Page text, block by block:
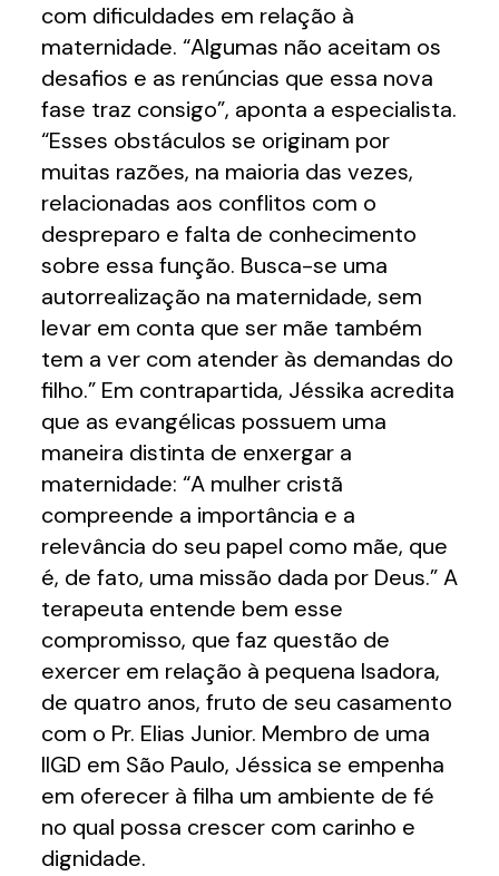
com dificuldades em relação à
maternidade. “Algumas não aceitam os
desafios e as renúncias que essa nova
fase traz consigo”, aponta a especialista.
“Esses obstáculos se originam por
muitas razões, na maioria das vezes,
relacionadas aos conflitos com o
despreparo e falta de conhecimento
sobre essa função. Busca-se uma
autorrealização na maternidade, sem
levar em conta que ser mãe também
tem a ver com atender às demandas do
filho.” Em contrapartida, Jéssika acredita
que as evangélicas possuem uma
maneira distinta de enxergar a
maternidade: “A mulher cristã
compreende a importância e a
relevância do seu papel como mãe, que
é, de fato, uma missão dada por Deus.” A
terapeuta entende bem esse
compromisso, que faz questão de
exercer em relação à pequena Isadora,
de quatro anos, fruto de seu casamento
com o Pr. Elias Junior. Membro de uma
IIGD em São Paulo, Jéssica se empenha
em oferecer à filha um ambiente de fé
no qual possa crescer com carinho e
dignidade.